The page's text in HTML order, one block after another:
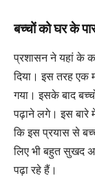
बच्चों को घर के
प्रशासन ने यहां के
दिया। इस तरह एक
गया। इसके बाद
पढ़ाने लगे। इस बारे
कि इस प्रयास से
लिए भी बहुत सुखद
पढ़ा रहे हैं।